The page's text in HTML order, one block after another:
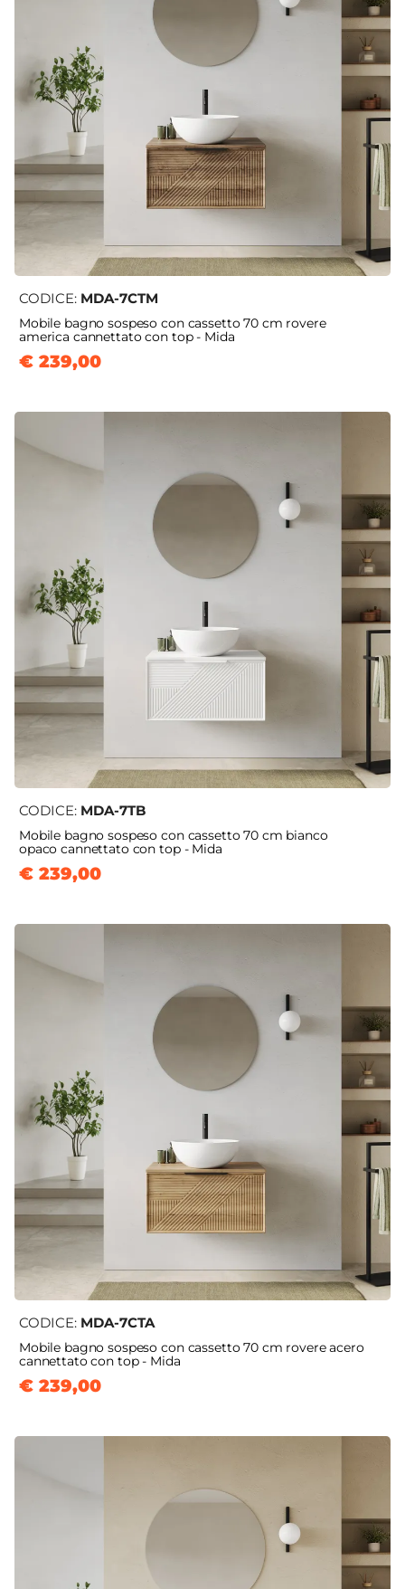
CODICE: MDA-7CTM
Mobile bagno sospeso con cassetto 70 cm rovere
america cannettato con top - Mida
€ 239,00
CODICE: MDA-7TB
Mobile bagno sospeso con cassetto 70 cm bianco
opaco cannettato con top - Mida
€ 239,00
CODICE: MDA-7CTA
Mobile bagno sospeso con cassetto 70 cm rovere acero
cannettato con top - Mida
€ 239,00